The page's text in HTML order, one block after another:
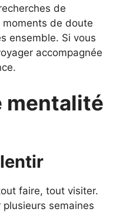
de
de doute
ensemble. Si vous
accompagnée
mentalité
faire, tout visiter.
semaines